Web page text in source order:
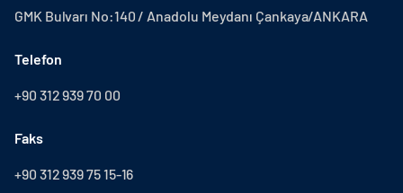
GMK Bulvarı No:140 / Anadolu Meydanı Çankaya/ANKARA
Telefon
+90 312 939 70 00
Faks
+90 312 939 75 15-16